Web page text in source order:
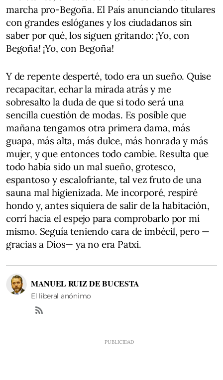
marcha pro-Begoña. El País anunciando titulares
con grandes eslóganes y los ciudadanos sin
saber por qué, los siguen gritando: ¡Yo, con
Begoña! ¡Yo, con Begoña!
Y de repente desperté, todo era un sueño. Quise
recapacitar, echar la mirada atrás y me
sobresalto la duda de que si todo será una
sencilla cuestión de modas. Es posible que
mañana tengamos otra primera dama, más
guapa, más alta, más dulce, más honrada y más
mujer, y que entonces todo cambie. Resulta que
todo había sido un mal sueño, grotesco,
espantoso y escalofriante, tal vez fruto de una
sauna mal higienizada. Me incorporé, respiré
hondo y, antes siquiera de salir de la habitación,
corrí hacia el espejo para comprobarlo por mí
mismo. Seguía teniendo cara de imbécil, pero —
gracias a Dios— ya no era Patxi.
MANUEL RUIZ DE BUCESTA
El liberal anónimo